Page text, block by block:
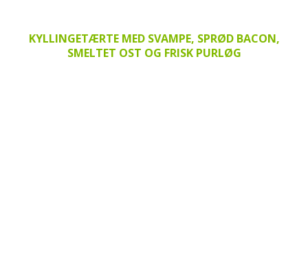
KYLLINGETÆRTE MED SVAMPE, SPRØD BACON,
SMELTET OST OG FRISK PURLØG